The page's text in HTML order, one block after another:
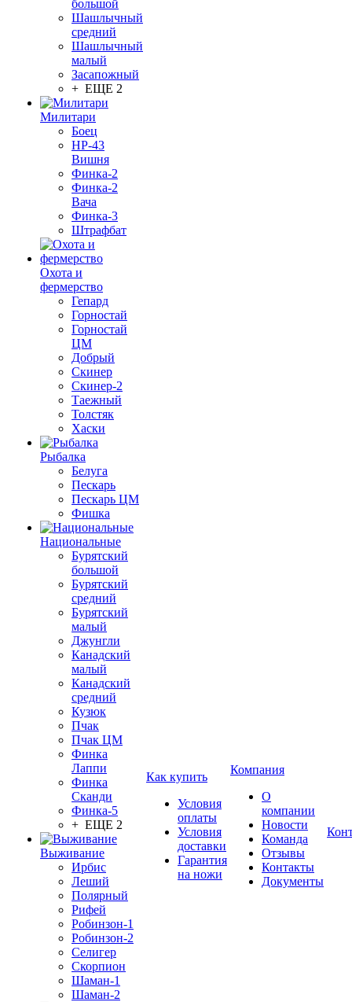
большой
Шашлычный
средний
Шашлычный
малый
Засапожный
+ ЕЩЕ 2
Милитари
Боец
НР-43
Вишня
Финка-2
Финка-2
Вача
Финка-3
Штрафбат
Охота и
фермерство
Гепард
Горностай
Горностай
ЦМ
Добрый
Скинер
Скинер-2
Таежный
Толстяк
Хаски
Рыбалка
Белуга
Пескарь
Пескарь ЦМ
Фишка
Национальные
Бурятский
большой
Бурятский
средний
Бурятский
малый
Джунгли
Канадский
малый
Канадский
средний
Кузюк
Пчак
Пчак ЦМ
Финка
Лаппи
Финка
Сканди
Финка-5
+ ЕЩЕ 2
Выживание
Ирбис
Леший
Полярный
Рифей
Робинзон-1
Робинзон-2
Селигер
Скорпион
Шаман-1
Шаман-2
Как купить
Условия
оплаты
Условия
доставки
Гарантия
на ножи
Компания
О
компании
Новости
Команда
Отзывы
Контакты
Документы